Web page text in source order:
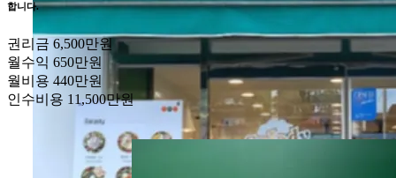
합니다.
권리금 6,500만원
월수익 650만원
월비용 440만원
인수비용 11,500만원